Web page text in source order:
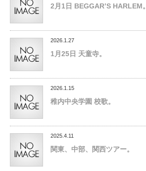
2月1日 BEGGAR’S HARLEM。
2026.1.27
1月25日 天童寺。
2026.1.15
稚内中央学園 校歌。
2025.4.11
関東、中部、関西ツアー。